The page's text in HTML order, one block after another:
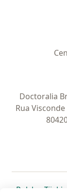
Doctoralia
Rua
Polska abre
Türkiye